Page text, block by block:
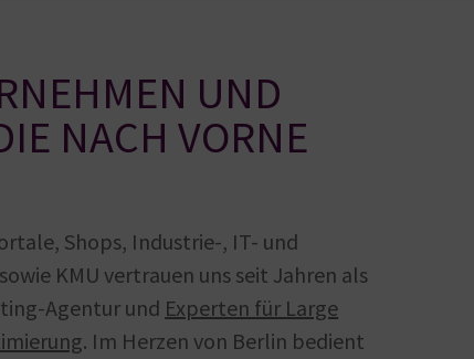
UND
NACH VORNE
Shops, Industrie-, IT- und
KMU vertrauen uns seit Jahren als
Agentur und Experten für Large
. Im Herzen von Berlin bedient